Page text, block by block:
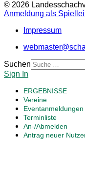
© 2026
Anmeldung als
Impressum
Suchen
Sign In
ERGEBNISSE
Vereine
Eventanmeldungen
Terminliste
An-/Abmelden
Antrag neuer